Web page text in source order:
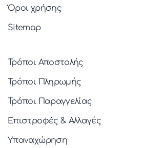
Όροι χρήσης
Sitemap
Τρόποι Αποστολής
Τρόποι Πληρωμής
Τρόποι Παραγγελίας
Επιστροφές & Αλλαγές
Υπαναχώρηση